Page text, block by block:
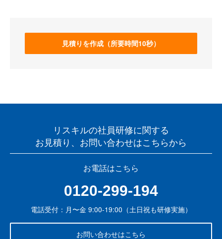
見積りを作成（所要時間10秒）
リスキルの社員研修に関する
お見積り、お問い合わせはこちらから
お電話はこちら
0120-299-194
電話受付：月〜金 9:00-19:00（土日祝も研修実施）
お問い合わせはこちら